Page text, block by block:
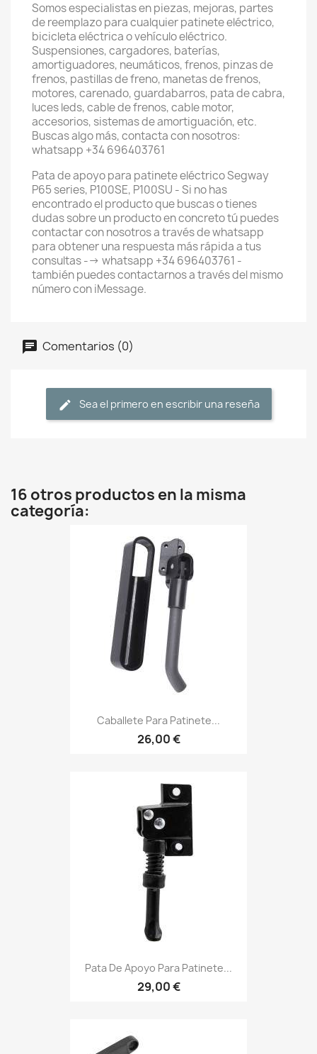
Somos especialistas en piezas, mejoras, partes
de reemplazo para cualquier patinete eléctrico,
bicicleta eléctrica o vehículo eléctrico.
Suspensiones, cargadores, baterías,
amortiguadores, neumáticos, frenos, pinzas de
frenos, pastillas de freno, manetas de frenos,
motores, carenado, guardabarros, pata de cabra,
luces leds, cable de frenos, cable motor,
accesorios, sistemas de amortiguación, etc.
Buscas algo más, contacta con nosotros:
whatsapp +34 696403761
Pata de apoyo para patinete eléctrico Segway
P65 series, P100SE, P100SU - Si no has
encontrado el producto que buscas o tienes
dudas sobre un producto en concreto tú puedes
contactar con nosotros a través de whatsapp
para obtener una respuesta más rápida a tus
consultas --> whatsapp +34 696403761 -
también puedes contactarnos a través del mismo
número con iMessage.
Comentarios (0)
Sea el primero en escribir una reseña
16 otros productos en la misma
categoría:
Caballete Para Patinete...
26,00 €
Pata De Apoyo Para Patinete...
29,00 €